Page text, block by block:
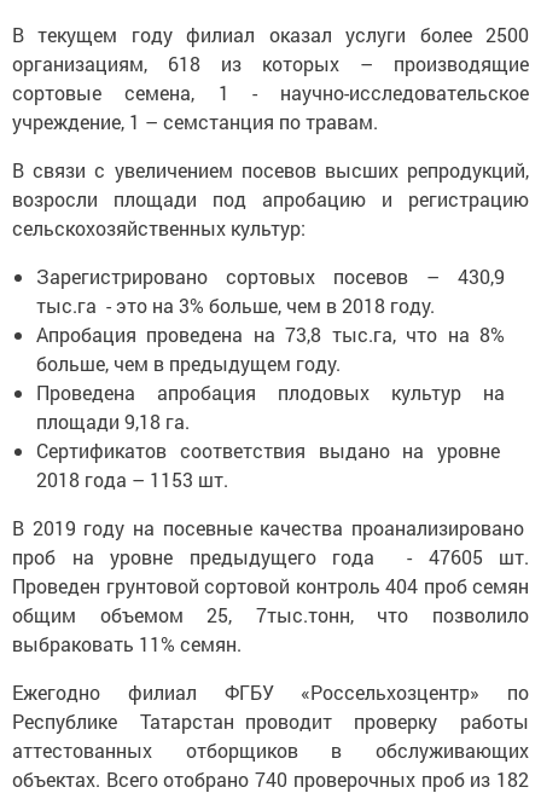
В текущем году филиал оказал услуги более 2500
организациям, 618 из которых – производящие
сортовые семена, 1 - научно-исследовательское
учреждение, 1 – семстанция по травам.
В связи с увеличением посевов высших репродукций,
возросли площади под апробацию и регистрацию
сельскохозяйственных культур:
Зарегистрировано сортовых посевов – 430,9
тыс.га - это на 3% больше, чем в 2018 году.
Апробация проведена на 73,8 тыс.га, что на 8%
больше, чем в предыдущем году.
Проведена апробация плодовых культур на
площади 9,18 га.
Сертификатов соответствия выдано на уровне
2018 года – 1153 шт.
В 2019 году на посевные качества проанализировано
проб на уровне предыдущего года - 47605 шт.
Проведен грунтовой сортовой контроль 404 проб семян
общим объемом 25, 7тыс.тонн, что позволило
выбраковать 11% семян.
Ежегодно филиал ФГБУ «Россельхозцентр» по
Республике Татарстан проводит проверку работы
аттестованных отборщиков в обслуживающих
объектах. Всего отобрано 740 проверочных проб из 182